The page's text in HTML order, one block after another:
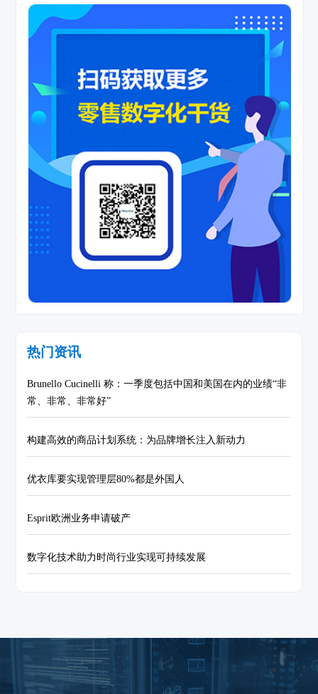
热门资讯
Brunello Cucinelli 称：一季度包括中国和美国在内的业绩“非
常、非常、非常好”
构建高效的商品计划系统：为品牌增长注入新动力
优衣库要实现管理层80%都是外国人
Esprit欧洲业务申请破产
数字化技术助力时尚行业实现可持续发展